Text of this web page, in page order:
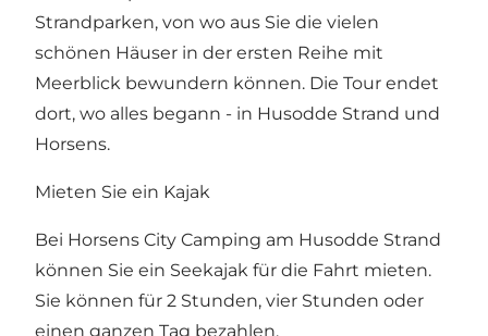
Strandparken, von wo aus Sie die vielen
schönen Häuser in der ersten Reihe mit
Meerblick bewundern können. Die Tour endet
dort, wo alles begann - in Husodde Strand und
Horsens.
Mieten Sie ein Kajak
Bei Horsens City Camping am Husodde Strand
können Sie ein Seekajak für die Fahrt mieten.
Sie können für 2 Stunden, vier Stunden oder
einen ganzen Tag bezahlen.